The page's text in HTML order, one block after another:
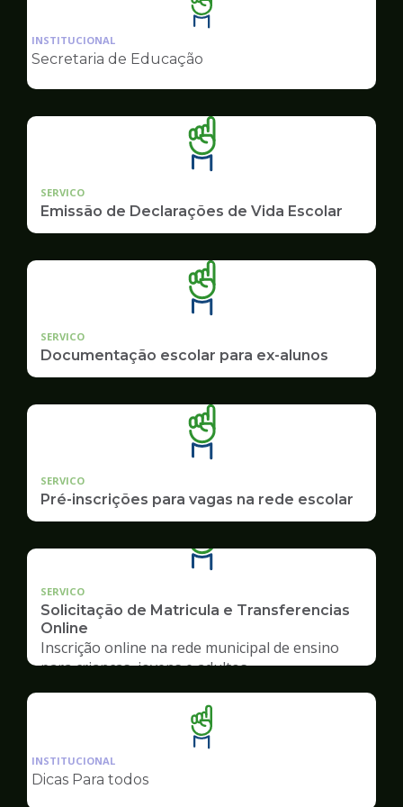
Ilustração
da
pagina
Educação
INSTITUCIONAL
Secretaria de Educação
SERVICO
Emissão de Declarações de Vida Escolar
SERVICO
Documentação escolar para ex-alunos
SERVICO
Pré-inscrições para vagas na rede escolar
SERVICO
Solicitação de Matricula e Transferencias
Online
Inscrição online na rede municipal de ensino
para crianças, jovens e adultos
Ilustração
da
INSTITUCIONAL
Dicas Para todos